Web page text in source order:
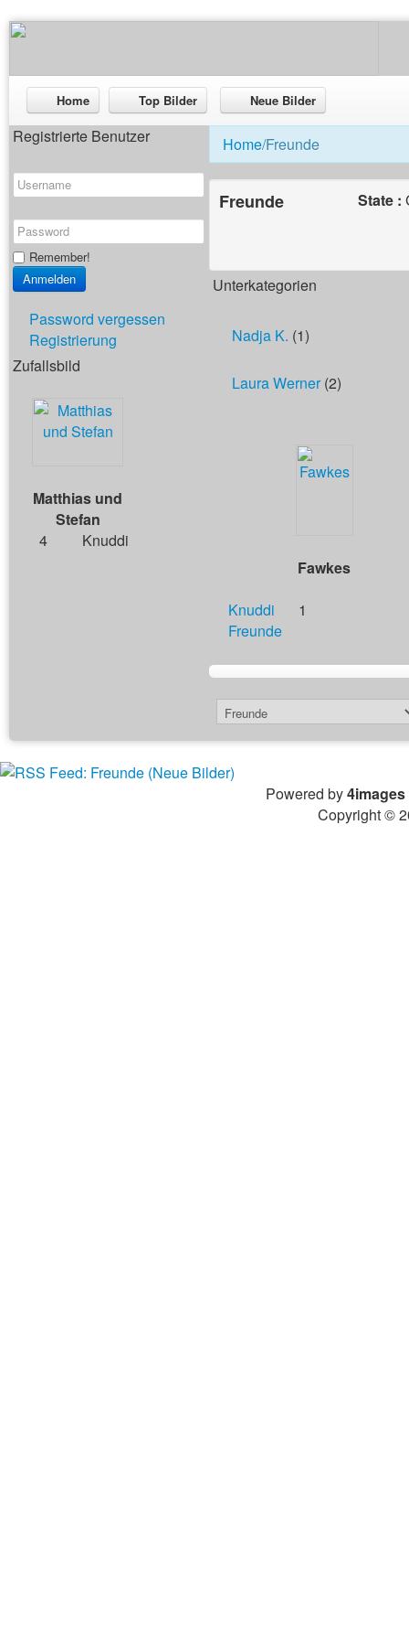
Home Top Bilder Neue Bilder
Registrierte Benutzer
Remember!
Password vergessen
Registrierung
Zufallsbild
Matthias und
Stefan
4
Knuddi
Home/Freunde
Freunde State :
Unterkategorien
Nadja K. (1)
Laura Werner(2)
Fawkes
Knuddi
1
Freunde
Powered by4images
Copyright ©